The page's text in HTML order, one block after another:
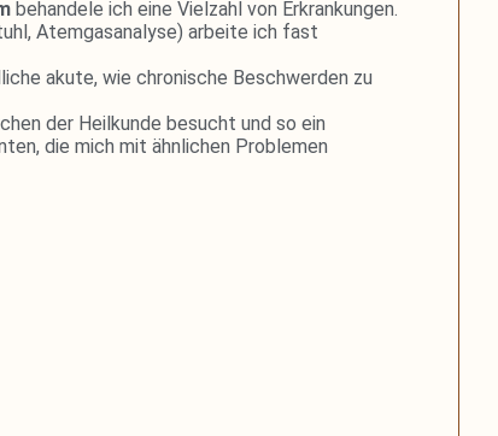
behandele ich eine Vielzahl von Erkrankungen.
Atemgasanalyse) arbeite ich fast
akute, wie chronische Beschwerden zu
der Heilkunde besucht und so ein
die mich mit ähnlichen Problemen